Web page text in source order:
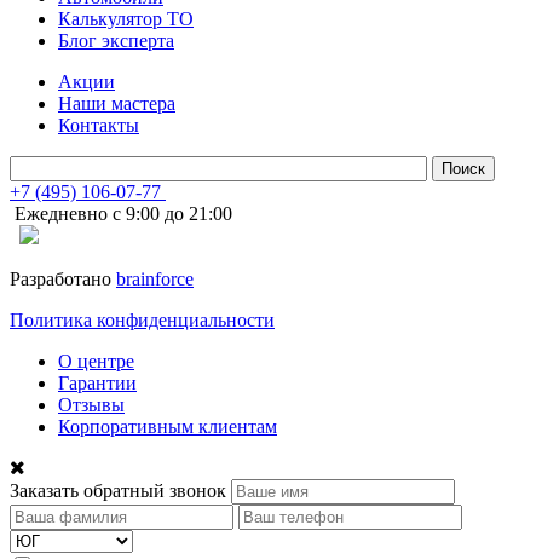
Калькулятор ТО
Блог эксперта
Акции
Наши мастера
Контакты
+7 (495) 106-07-77
Ежедневно с 9:00 до 21:00
Разработано brainforce
Политика конфиденциальности
О центре
Гарантии
Отзывы
Корпоративным клиентам
Заказать обратный звонок